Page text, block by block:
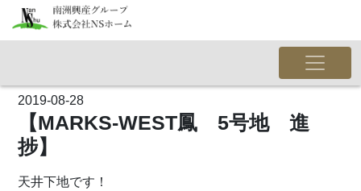
2019-08-28
【MARKS-WEST鳳 5号地 進
捗】
天井下地です！